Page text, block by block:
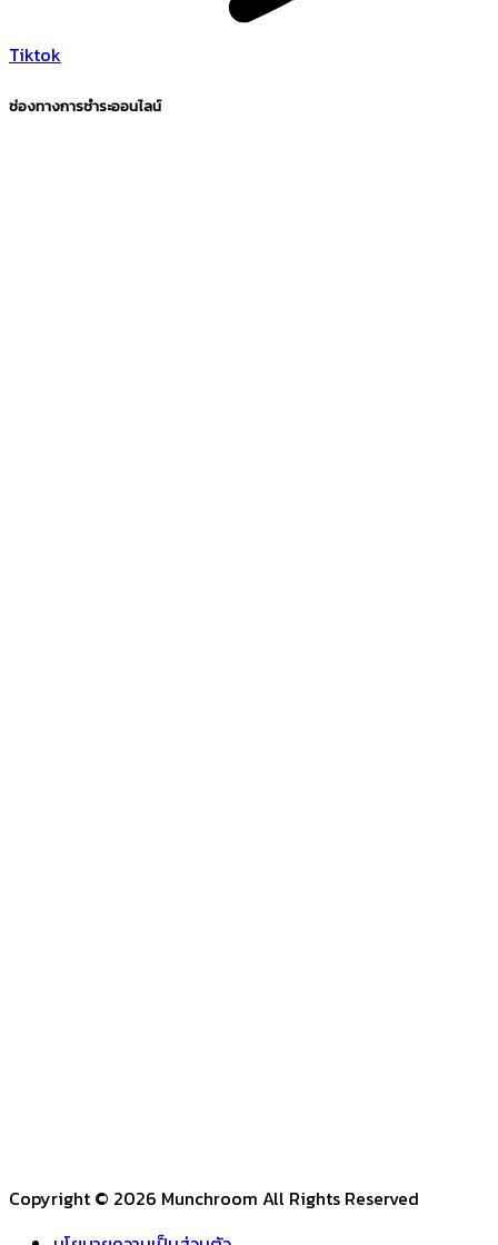
Tiktok
ช่องทางการชำระออนไลน์
Copyright © 2026 Munchroom All Rights Reserved